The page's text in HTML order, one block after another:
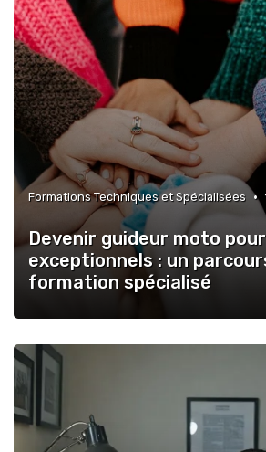
Formations Techniques et Spécialisées •
Devenir guideur moto
exceptionnels : un
formation spécialisé